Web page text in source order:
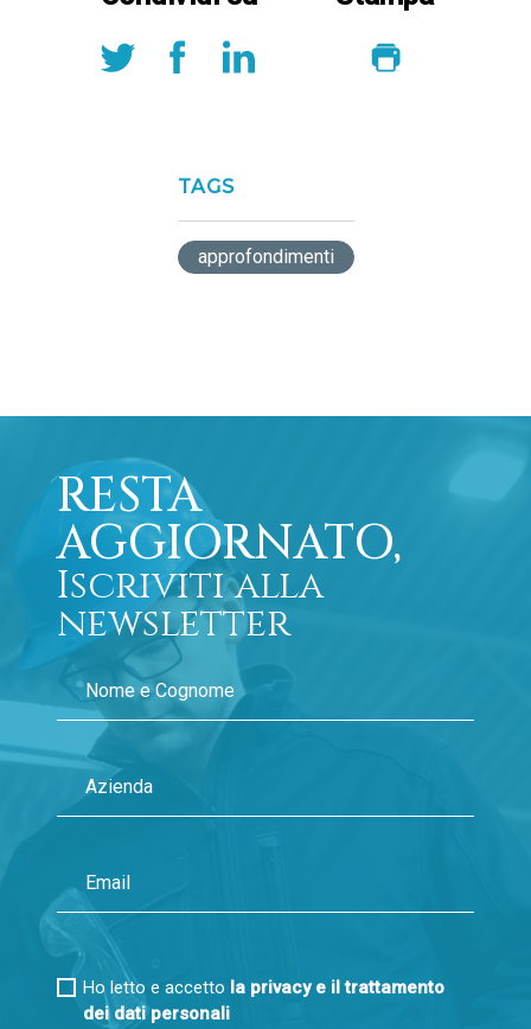
TAGS
approfondimenti
RESTA
AGGIORNATO,
Iscriviti alla
newsletter
Ho letto e accetto la privacy e il trattamento
dei dati personali